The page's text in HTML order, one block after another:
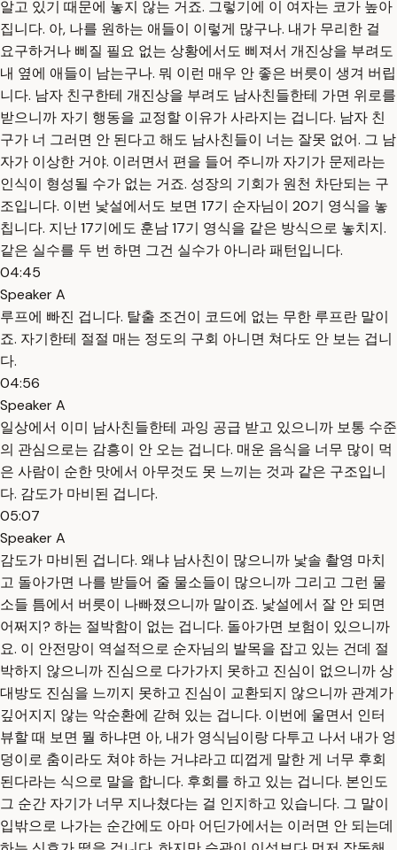
알고 있기 때문에 놓지 않는 거죠. 그렇기에 이 여자는 코가 높아
집니다. 아, 나를 원하는 애들이 이렇게 많구나. 내가 무리한 걸
요구하거나 삐질 필요 없는 상황에서도 삐져서 개진상을 부려도
내 옆에 애들이 남는구나. 뭐 이런 매우 안 좋은 버릇이 생겨 버립
니다. 남자 친구한테 개진상을 부려도 남사친들한테 가면 위로를
받으니까 자기 행동을 교정할 이유가 사라지는 겁니다. 남자 친
구가 너 그러면 안 된다고 해도 남사친들이 너는 잘못 없어. 그 남
자가 이상한 거야. 이러면서 편을 들어 주니까 자기가 문제라는
인식이 형성될 수가 없는 거죠. 성장의 기회가 원천 차단되는 구
조입니다. 이번 낯설에서도 보면 17기 순자님이 20기 영식을 놓
칩니다. 지난 17기에도 훈남 17기 영식을 같은 방식으로 놓치지.
같은 실수를 두 번 하면 그건 실수가 아니라 패턴입니다.
04:45
Speaker A
루프에 빠진 겁니다. 탈출 조건이 코드에 없는 무한 루프란 말이
죠. 자기한테 절절 매는 정도의 구회 아니면 쳐다도 안 보는 겁니
다.
04:56
Speaker A
일상에서 이미 남사친들한테 과잉 공급 받고 있으니까 보통 수준
의 관심으로는 감흥이 안 오는 겁니다. 매운 음식을 너무 많이 먹
은 사람이 순한 맛에서 아무것도 못 느끼는 것과 같은 구조입니
다. 감도가 마비된 겁니다.
05:07
Speaker A
감도가 마비된 겁니다. 왜냐 남사친이 많으니까 낯솔 촬영 마치
고 돌아가면 나를 받들어 줄 물소들이 많으니까 그리고 그런 물
소들 틈에서 버릇이 나빠졌으니까 말이죠. 낯설에서 잘 안 되면
어쩌지? 하는 절박함이 없는 겁니다. 돌아가면 보험이 있으니까
요. 이 안전망이 역설적으로 순자님의 발목을 잡고 있는 건데 절
박하지 않으니까 진심으로 다가가지 못하고 진심이 없으니까 상
대방도 진심을 느끼지 못하고 진심이 교환되지 않으니까 관계가
깊어지지 않는 악순환에 갇혀 있는 겁니다. 이번에 울면서 인터
뷰할 때 보면 뭘 하냐면 아, 내가 영식님이랑 다투고 나서 내가 엉
덩이로 춤이라도 쳐야 하는 거냐라고 띠껍게 말한 게 너무 후회
된다라는 식으로 말을 합니다. 후회를 하고 있는 겁니다. 본인도
그 순간 자기가 너무 지나쳤다는 걸 인지하고 있습니다. 그 말이
입밖으로 나가는 순간에도 아마 어딘가에서는 이러면 안 되는데